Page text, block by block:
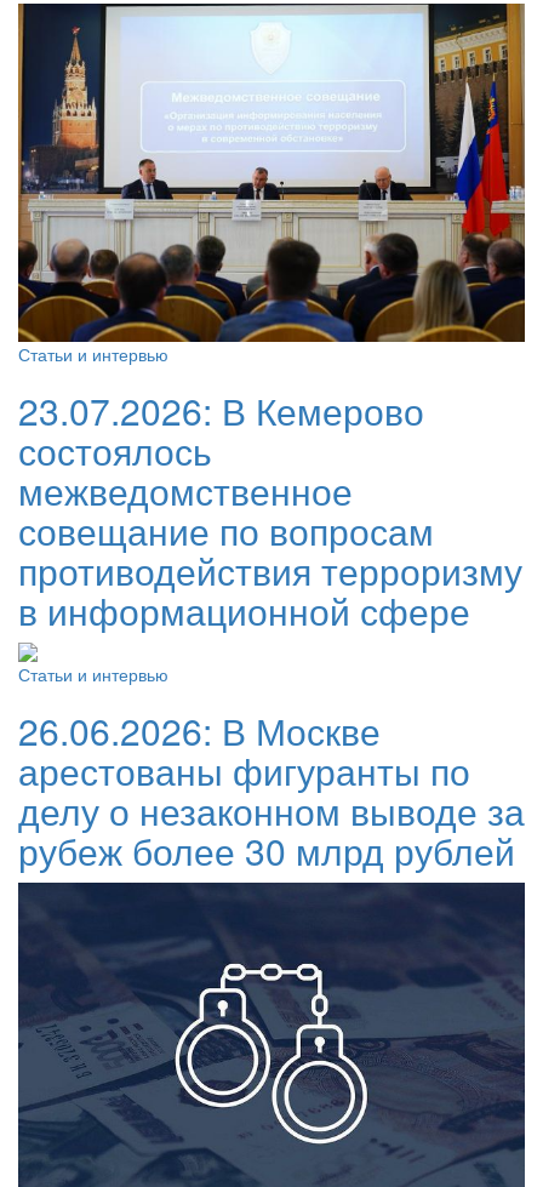
Статьи и интервью
23.07.2026: В Кемерово
состоялось
межведомственное
совещание по вопросам
противодействия терроризму
в информационной сфере
Статьи и интервью
26.06.2026: В Москве
арестованы фигуранты по
делу о незаконном выводе за
рубеж более 30 млрд рублей